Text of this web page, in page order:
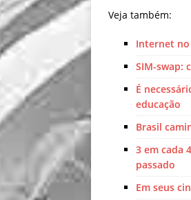
Veja também:
Internet
SIM-swap:
É
educação
Brasil
3 em cada
passado
Em seus